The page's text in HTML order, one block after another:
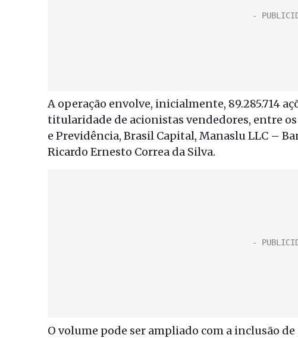
A operação envolve, inicialmente, 89.285.714
titularidade de acionistas vendedores, entre
e Previdência, Brasil Capital, Manaslu LLC –
Ricardo Ernesto Correa da Silva.
O volume pode ser ampliado com a inclusão de